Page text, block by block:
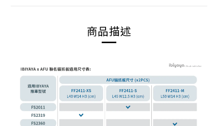
商品描述